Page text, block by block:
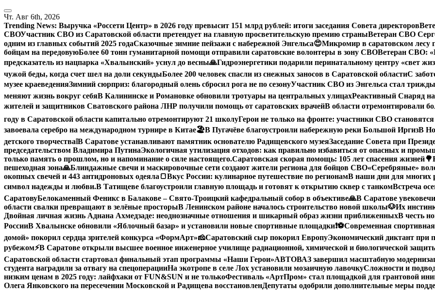
Перейти
к
содержанию
Чт. Авг 6th, 2026
Trending News: Выручка «Россети Центр» в 2026 году превысит 151 млрд рублей: итоги заседания Совета директоров
СВОУчастник СВО из Саратовской области претендует на главную просветительскую премию страныВетеран СВО
одним из главных событий 2025 годаСказочные зимние пейзажи с набережной Энгельса😍Микромир в саратовском лесу
бойцам на передовуюБолее 60 тонн гуманитарной помощи отправили саратовские волонтеры в зону СВОВетеран СВО:
предсказатель из нацпарка «Хвалынский» уснул до весны🙏Гидроэнергетики подарили перинатальному центру «свет
чужой беды, когда счет шел на доли секундыБолее 200 человек спасли из снежных заносов в Саратовской областиС
музее краеведенияЗимний сюрприз: благородный олень сбросил рога не по сезонуУчастник СВО из Энгельса стал
меняют жизнь вокруг себяВ Калининске и Романовке обновили тротуары на центральных улицахРеактивный Снаряд
жителей и защитников Сватовского района ЛНР получили помощь от саратовских врачейВ области отремонтировали
году в Саратовской области капитально отремонтируют 21 школуГерои не только на фронте: участники СВО
завоевала серебро на международном турнире в Китае🏖В Пугачёве благоустроили набережную реки Большой ИргизВ
детского творчества❕В Саратове устанавливают памятник основателю Радищевского музеяЗаседание Совета при
председательством Владимира ПутинаЭкологичная утилизация отходов: как правильно избавиться от опасных и
только память о прошлом, но и напоминание о силе настоящего.Саратовская скорая помощь: 105 лет спасения жизней
пешеходная зона🙏Блиндажные свечи и маскировочные сети создают жители региона для бойцов СВО«Серебряные»
окопных свечей и 443 антидроновых одеяла 🍞Вкус России: кулинарное путешествие по регионамВ наши дни для многих
символ надежды и любви.В Татищеве благоустроили главную площадь и готовят к открытию сквер с танкомВстреча
СаратовуБелокаменный Феникс в Балакове – Свято-Троицкий кафедральный собор в объективе🙏В Саратове
области свалки превращают в зелёные просторыВ Ленинском районе началось строительство новой школы🐶Их
Двойная личная жизнь Аднана Ахмедзаде: неоднозначные отношения и шикарный образ жизни приближенныхВ честь
РоссииВ Хвалынске обновили «Яблочный базар» и установили новые спортивные площадки❗️⚽️Современная
домой» покорил сердца зрителей конкурса «ФормАрт»🧀Саратовский сыр покорил ЕвропуЭкономический диктант при
рубежом⚡️В Саратове открыли высшее военное инженерное училище радиационной, химической и биологической
Саратовской области стартовал финальный этап программы «Наши Герои»АВТОВАЗ завершил масштабную
студента наградили за отвагу на спецоперацииНа экотропе в селе Лох установили мозаичную лавочкуСложности и
низким ценам в 2025 году: лайфхаки от FUN&SUN и не толькоФестиваль «АртПром» стал площадкой для грантовой
Олега Янковского на пересечении Московской и Радищева восстановленДепутаты одобрили дополнительные меры